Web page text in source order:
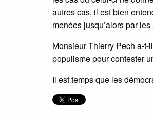
autres cas, il est bien
menées jusqu’alors par
Monsieur Thierry Pech a-
populisme pour contester
Il est temps que les